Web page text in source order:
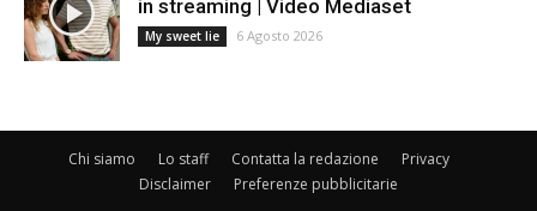
in streaming | Video Mediaset
My sweet lie 6 Agosto 2026
Chi siamo Lo staff Contatta la redazione
Privacy
Disclaimer
Preferenze pubblicitarie